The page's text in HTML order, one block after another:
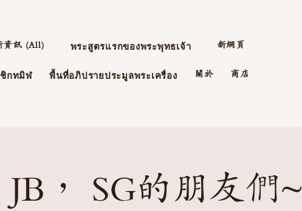
資訊 (All) พระสูตรแรกของพระพุทธเจ้า 新網頁
กทมิฬ พื้นที่อภิปรายประมูลพระเครื่อง 關於 商店
， SG的朋友們~